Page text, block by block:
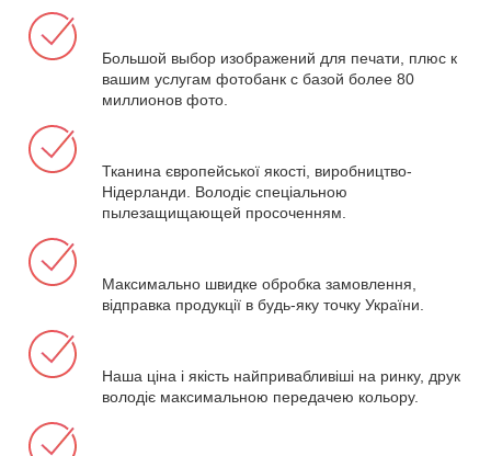
Большой выбор изображений для печати, плюс к
вашим услугам фотобанк с базой более 80
миллионов фото.
Тканина європейської якості, виробництво-
Нідерланди. Володіє спеціальною
пылезащищающей просоченням.
Максимально швидке обробка замовлення,
відправка продукції в будь-яку точку України.
Наша ціна і якість найпривабливіші на ринку, друк
володіє максимальною передачею кольору.